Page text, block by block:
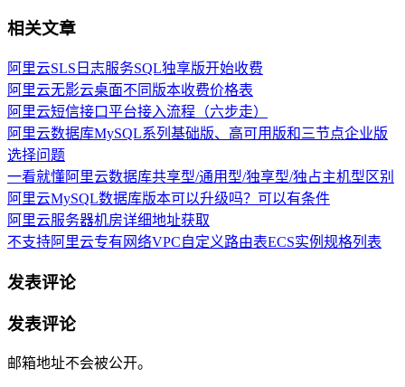
相关文章
阿里云SLS日志服务SQL独享版开始收费
阿里云无影云桌面不同版本收费价格表
阿里云短信接口平台接入流程（六步走）
阿里云数据库MySQL系列基础版、高可用版和三节点企业版
选择问题
一看就懂阿里云数据库共享型/通用型/独享型/独占主机型区别
阿里云MySQL数据库版本可以升级吗？可以有条件
阿里云服务器机房详细地址获取
不支持阿里云专有网络VPC自定义路由表ECS实例规格列表
发表评论
发表评论
邮箱地址不会被公开。